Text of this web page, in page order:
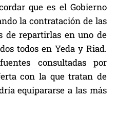
que es el Gobierno
la contratación de las
de repartirlas en uno de
todos en Yeda y Riad.
consultadas por
con la que tratan de
equipararse a las más